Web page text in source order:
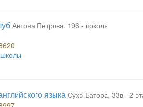
Антона Петрова, 196 - цоколь
языка Сухэ-Батора, 33в - 2